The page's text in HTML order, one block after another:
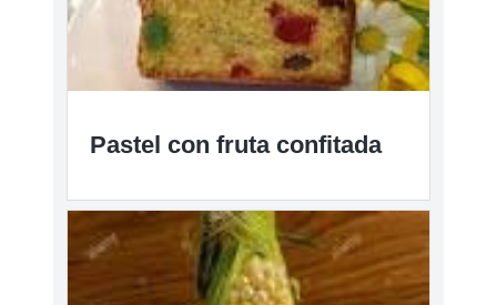
Pastel con fruta confitada